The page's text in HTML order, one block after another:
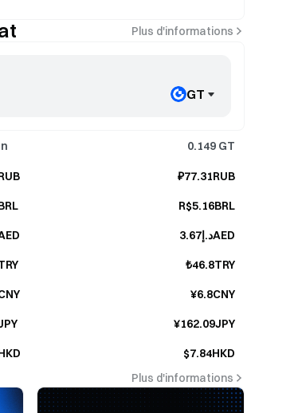
Plus d'informations
GT
0.149 GT
₽77.31RUB
R$5.16BRL
د.إ3.67AED
₺46.8TRY
¥6.8CNY
¥162.09JPY
$7.84HKD
Plus d'informations